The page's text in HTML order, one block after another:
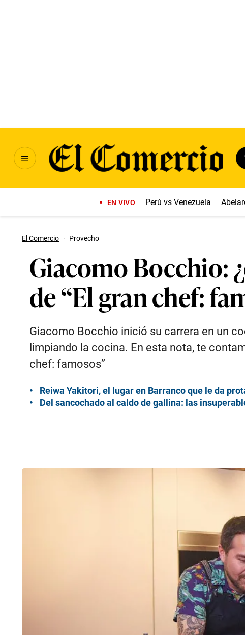
EN VIVO Perú vs Venezuela
El Comercio · Provecho
Giacomo Bocchio:
de “El gran chef:
Giacomo Bocchio inició su carrera en un
limpiando la cocina. En esta nota, te
chef: famosos”
Reiwa Yakitori, el lugar en Barranco que le da
Del sancochado al caldo de gallina: las